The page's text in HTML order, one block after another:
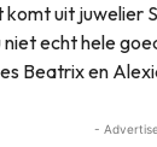
uit juwelier
echt hele
Beatrix en
-